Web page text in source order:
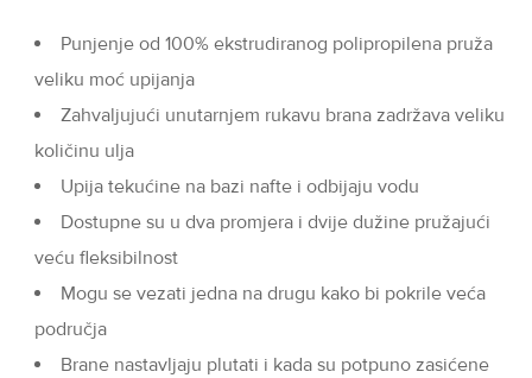
Punjenje od 100% ekstrudiranog polipropilena pruža
veliku moć upijanja
Zahvaljujući unutarnjem rukavu brana zadržava veliku
količinu ulja
Upija tekućine na bazi nafte i odbijaju vodu
Dostupne su u dva promjera i dvije dužine pružajući
veću fleksibilnost
Mogu se vezati jedna na drugu kako bi pokrile veća
područja
Brane nastavljaju plutati i kada su potpuno zasićene